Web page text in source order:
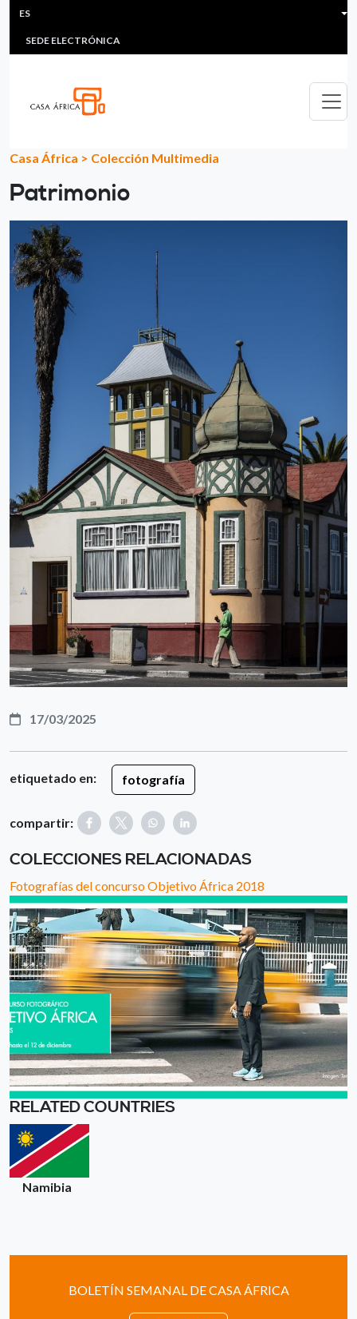
Pasar al contenido principal
HEADER MENU
MULTIMEDIA
SEDE ELECTRÓNICA
ES
Casa África > Colección Multimedia
Patrimonio
17/03/2025
etiquetado en: fotografía
compartir:
COLECCIONES RELACIONADAS
Fotografías del concurso Objetivo África 2018
RELATED COUNTRIES
Namibia
BOLETÍN SEMANAL DE CASA ÁFRICA